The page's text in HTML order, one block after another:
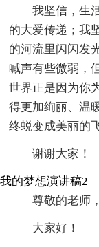
我坚信，生
的大爱传递；我
的河流里闪闪发
喊声有些微弱，
世界正是因为你
得更加绚丽、温
终蜕变成美丽的
谢谢大家！
我的梦想演讲稿2
尊敬的老师
大家好！